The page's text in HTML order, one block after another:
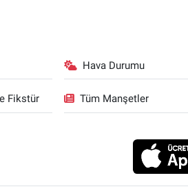
Hava Durumu
Fikstür Tüm Manşetler